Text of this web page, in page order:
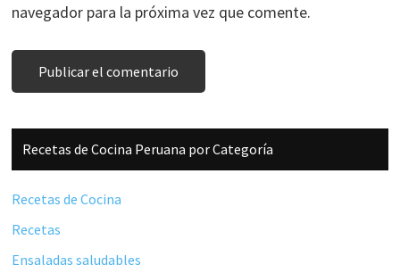
navegador para la próxima vez que comente.
Barra
lateral
principal
Recetas de Cocina Peruana por Categoría
Recetas de Cocina
Recetas
Ensaladas saludables